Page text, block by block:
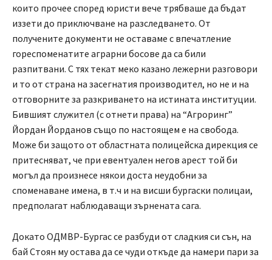
които прочее според юристи вече трябваше да бъдат
иззети до приключване на разследването. От
получените документи не оставаме с впечатление
гореспоменатите аграрни босове да са били
разпитвани. С тях текат меко казано лежерни разговори
и то от страна на засегнатия производител, но не и на
отговорните за разкриването на истината институции.
Бившият служител (с отнети права) на “Агроринг”
Йордан Йорданов също по настоящем е на свобода.
Може би защото от областната полицейска дирекция се
притесняват, че при евентуален негов арест той би
могъл да произнесе някои доста неудобни за
споменаване имена, в т.ч и на висши бургаски полицаи,
предполагат наблюдаващи зърнената сага.
Докато ОДМВР-Бургас се разбуди от сладкия си сън, на
бай Стоян му остава да се чуди откъде да намери пари за